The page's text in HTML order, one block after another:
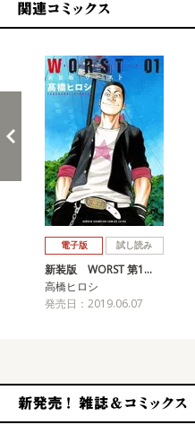
電子版 試し読み
新装版 WORST 第1…
高橋ヒロシ
発売日：2019.06.07